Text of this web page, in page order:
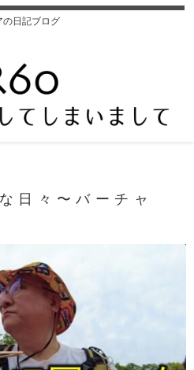
の日記ブログ
日々〜バーチャ